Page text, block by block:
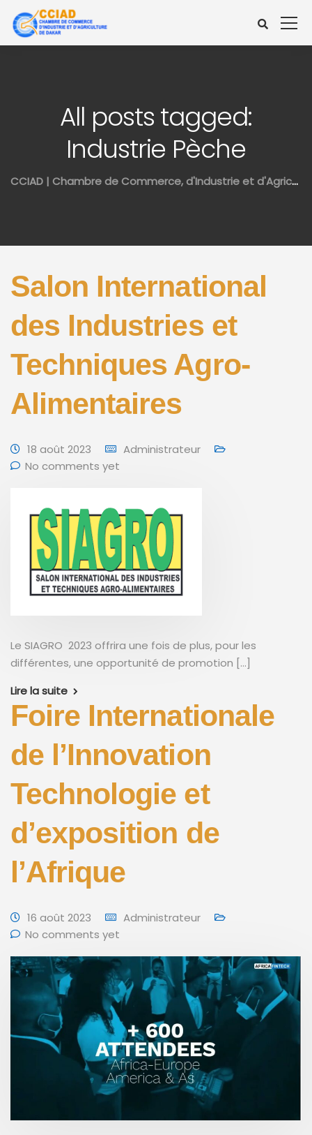
All posts tagged:
Industrie Pèche
CCIAD | Chambre de Commerce, d'Industrie et d'Agriculture de Dakar
Salon International
des Industries et
Techniques Agro-
Alimentaires
18 août 2023
Administrateur
No comments yet
Le SIAGRO 2023 offrira une fois de plus, pour les
différentes, une opportunité de promotion […]
Lire la suite
Foire Internationale
de l’Innovation
Technologie et
d’exposition de
l’Afrique
16 août 2023
Administrateur
No comments yet